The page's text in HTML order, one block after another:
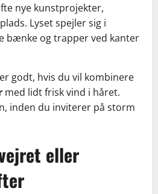
nye kunstprojekter,
Lyset spejler sig i
bænke og trapper ved kanter
godt, hvis du vil kombinere
med lidt frisk vind i håret.
inden du inviterer på storm
eller